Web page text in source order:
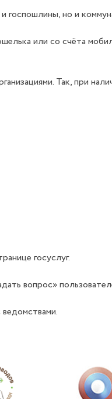
но и
или со счёта
Так, при
госуслуг.
вопрос»